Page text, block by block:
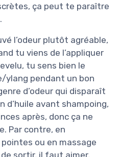
ça peut te paraître
l’odeur plutôt agréable,
tu viens de l’appliquer
tu sens bien le
ylang pendant un bon
d’odeur qui disparaît
d’huile avant shampoing,
après, donc ça ne
Par contre, en
ou en massage
sortir, il faut aimer,